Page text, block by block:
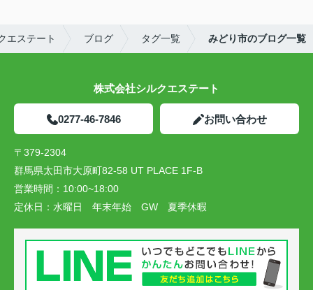
エステート ブログ タグ一覧 みどり市のブログ一覧
株式会社シルクエステート
0277-46-7846 お問い合わせ
〒379-2304
群馬県太田市大原町82-58 UT PLACE 1F-B
営業時間： 10:00~18:00
定休日： 水曜日 年末年始 GW 夏季休暇